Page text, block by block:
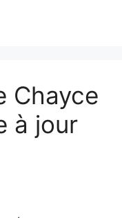
Chayce
à jour